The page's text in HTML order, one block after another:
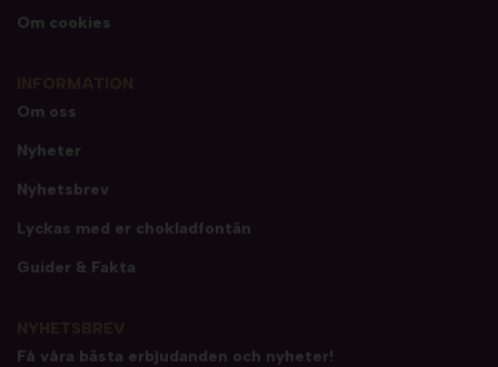
Om cookies
Om oss
Nyheter
Nyhetsbrev
Lyckas med er chokladfontän
Guider & Fakta
Få våra bästa erbjudanden och nyheter!